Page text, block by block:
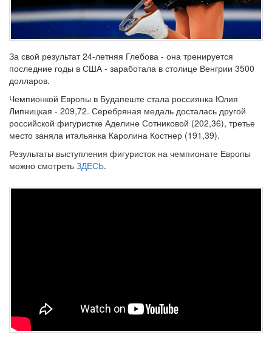
За свой результат 24-летняя Глебова - она тренируется
последние годы в США - заработала в столице Венгрии 3500
долларов.
Чемпионкой Европы в Будапеште стала россиянка Юлия
Липницкая - 209,72. Серебряная медаль досталась другой
российской фигуристке Аделине Сотниковой (202,36), третье
место заняла итальянка Каролина Костнер (191,39).
Результаты выступления фигуристок на чемпионате Европы
можно смотреть ЗДЕСЬ.